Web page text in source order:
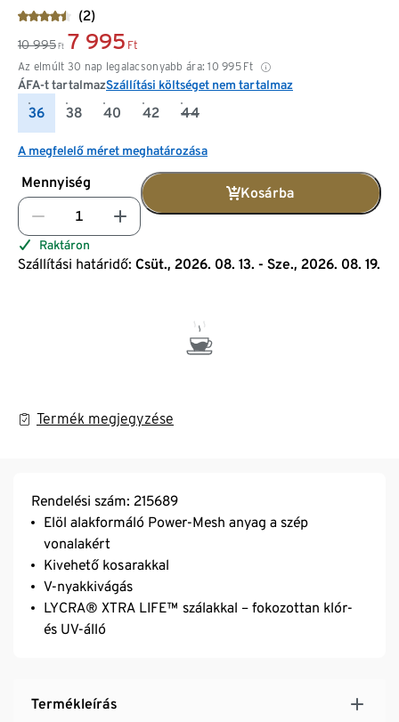
(2)
10 995 Ft 7 995 Ft
Az elmúlt 30 nap legalacsonyabb ára: 10 995 Ft
ÁFA-t tartalmazSzállítási költséget nem tartalmaz
36 38 40 42 44
A megfelelő méret meghatározása
Mennyiség
Kosárba
Raktáron
Szállítási határidő: Csüt., 2026. 08. 13. - Sze., 2026. 08. 19.
Termék megjegyzése
Rendelési szám: 215689
Elöl alakformáló Power-Mesh anyag a szép
vonalakért
Kivehető kosarakkal
V-nyakkivágás
LYCRA® XTRA LIFE™ szálakkal – fokozottan klór-
és UV-álló
Termékleírás